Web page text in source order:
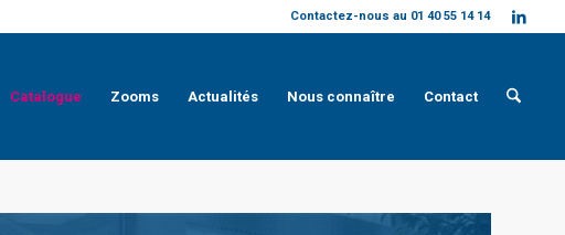
Contactez-nous au 01 40 55 14 14
Catalogue Zooms Actualités Nous connaître Contact